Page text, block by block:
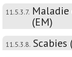
11.5.3.7. Maladie
(EM)
11.5.3.8. Scabies